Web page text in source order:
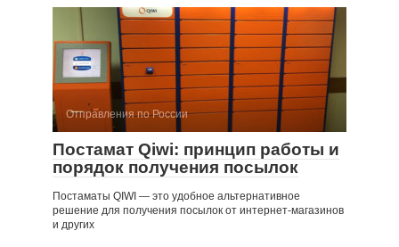
Отправления по России
Постамат Qiwi: принцип работы и
порядок получения посылок
Постаматы QIWI — это удобное альтернативное
решение для получения посылок от интернет-магазинов
и других